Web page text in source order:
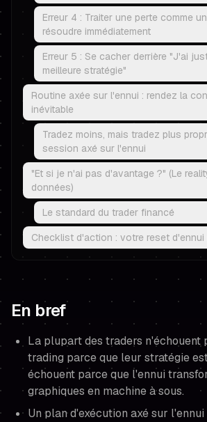
Erreur 4 : Traiter une perte comme
résoudre immédiatement
Erreur 5 : Se cacher derrière "J'ai
meilleure stratégie"
Routine axée sur l'ennui : rendez la
inévitable
Tradez moins, mais tradez plus
session axé sur l'ennui
"Et si je n'ai pas d'avantage ?" (Le
données)
Le standard du trader financé
Checklist d'action : votre reset d'ennui
En bref
La plupart des traders n'échouent
trading parce que leur stratégie
échouent parce que l'ennui
graphiques en machine à sous.
Un plan d'exécution axé sur